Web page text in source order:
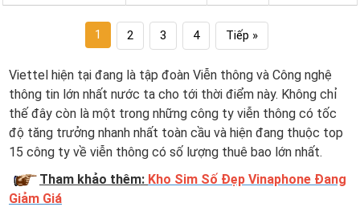
1 2 3 4 Tiếp »
Viettel hiện tại đang là tập đoàn Viễn thông và Công nghệ
thông tin lớn nhất nước ta cho tới thời điểm này. Không chỉ
thế đây còn là một trong những công ty viễn thông có tốc
độ tăng trưởng nhanh nhất toàn cầu và hiện đang thuộc top
15 công ty về viễn thông có số lượng thuê bao lớn nhất.
Tham khảo thêm: Kho Sim Số Đẹp Vinaphone Đang
Giảm Giá